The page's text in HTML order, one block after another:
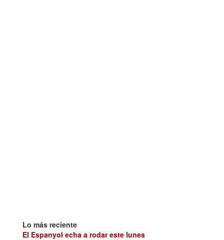
Lo más reciente
El Espanyol echa a rodar este lunes